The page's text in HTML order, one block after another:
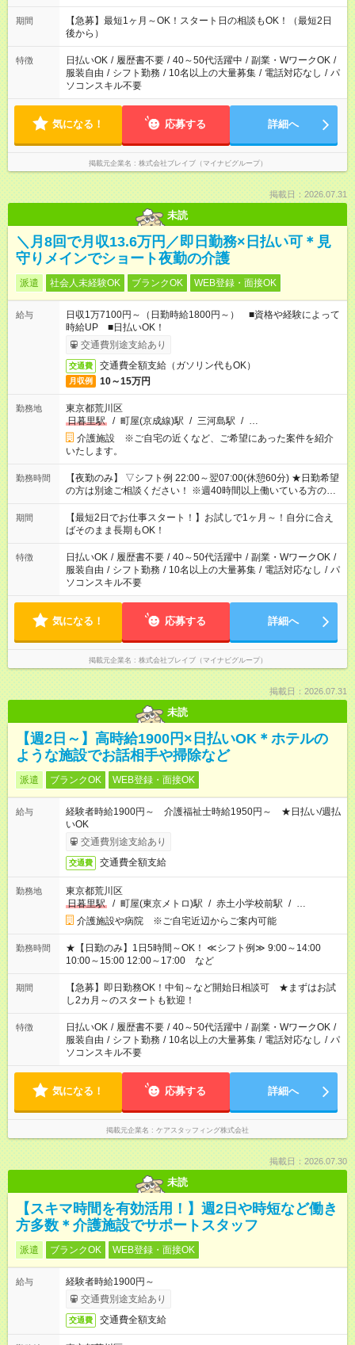
短 10:00～15:00 上記はあくまで一例です。 「夕方までには帰宅
しておきたい」 「朝はゆっくりのスタートがいい」 「お昼の時
間を有効に使いたい」 など、ご希望があれば教えてください
ね。
期間
【急募】最短1ヶ月～OK！スタート日の相談もOK！（最短2日
後から）
特徴 日払いOK / 履歴書不要 / 40～50代活躍中 / 副業・WワークOK /
服装自由 / シフト勤務 / 10名以上の大量募集 / 電話対応なし / パ
ソコンスキル不要
気になる！ 応募する 詳細へ
掲載元企業名 株式会社ブレイブ（マイナビグループ）
掲載日：2026.07.31
未読
＼月8回で月収13.6万円／即日勤務×日払い可＊見
守りメインでショート夜勤の介護
派遣 社会人未経験OK ブランクOK WEB登録・面接OK
給与
日収1万7100円～（日勤時給1800円～） ■資格や経験によって
時給UP ■日払いOK！
交通費別途支給あり
交通費 交通費全額支給（ガソリン代もOK）
月収例 10～15万円
勤務地
東京都荒川区
日暮里駅
/ 町屋(京成線)駅 / 三河島駅 / …
介護施設 ※ご自宅の近くなど、ご希望にあった案件を紹介
いたします。
勤務時間
【夜勤のみ】 ▽シフト例 22:00～翌07:00(休憩60分) ★日勤希望
の方は別途ご相談ください！ ※週40時間以上働いている方のW
ワークはNG
期間
【最短2日でお仕事スタート！】お試しで1ヶ月～！自分に合え
ばそのまま長期もOK！
特徴 日払いOK / 履歴書不要 / 40～50代活躍中 / 副業・WワークOK /
服装自由 / シフト勤務 / 10名以上の大量募集 / 電話対応なし / パ
ソコンスキル不要
気になる！ 応募する 詳細へ
掲載元企業名 株式会社ブレイブ（マイナビグループ）
掲載日：2026.07.31
未読
【週2日～】高時給1900円×日払いOK＊ホテルの
ような施設でお話相手や掃除など
派遣 ブランクOK WEB登録・面接OK
給与
経験者時給1900円～ 介護福祉士時給1950円～ ★日払い/週払
いOK
交通費別途支給あり
交通費 交通費全額支給
勤務地
東京都荒川区
日暮里駅
/ 町屋(東京メトロ)駅 / 赤土小学校前駅 / …
介護施設や病院 ※ご自宅近辺からご案内可能
勤務時間
★【日勤のみ】1日5時間～OK！ ≪シフト例≫ 9:00～14:00
10:00～15:00 12:00～17:00 など
期間
【急募】即日勤務OK！中旬～など開始日相談可 ★まずはお試
し2カ月～のスタートも歓迎！
特徴 日払いOK / 履歴書不要 / 40～50代活躍中 / 副業・WワークOK /
服装自由 / シフト勤務 / 10名以上の大量募集 / 電話対応なし / パ
ソコンスキル不要
気になる！ 応募する 詳細へ
掲載元企業名 ケアスタッフィング株式会社
掲載日：2026.07.30
未読
【スキマ時間を有効活用！】週2日や時短など働き
方多数＊介護施設でサポートスタッフ
派遣 ブランクOK WEB登録・面接OK
給与
経験者時給1900円～
交通費別途支給あり
交通費 交通費全額支給